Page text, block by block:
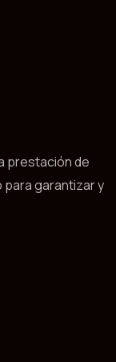
prestación de
para garantizar y